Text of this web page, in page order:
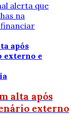
alerta que
na
alta após
externo